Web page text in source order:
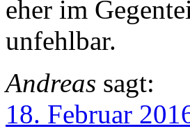
eher im
unfehlbar.
Andreas sagt:
18. Februar